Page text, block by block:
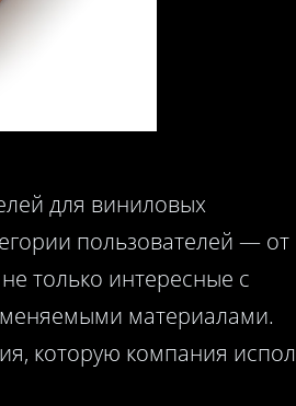
для виниловых
пользователей — от
только интересные с
материалами.
которую компания